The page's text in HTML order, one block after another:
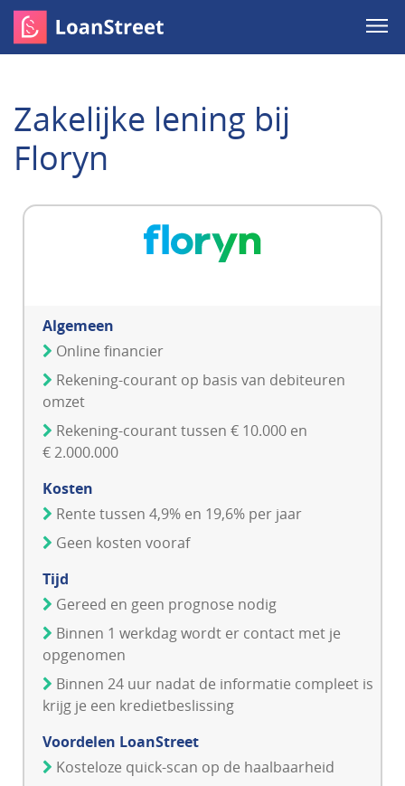
Zakelijke lening bij
Floryn
Algemeen
Online financier
Rekening-courant op basis van debiteuren
omzet
Rekening-courant tussen € 10.000 en
€ 2.000.000
Kosten
Rente tussen 4,9% en 19,6% per jaar
Geen kosten vooraf
Tijd
Gereed en geen prognose nodig
Binnen 1 werkdag wordt er contact met je
opgenomen
Binnen 24 uur nadat de informatie compleet is
krijg je een kredietbeslissing
Voordelen LoanStreet
Kosteloze quick-scan op de haalbaarheid